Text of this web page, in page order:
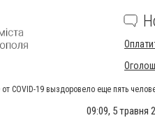
COVID-19 выздоровело еще пять
09:09, 5 травня